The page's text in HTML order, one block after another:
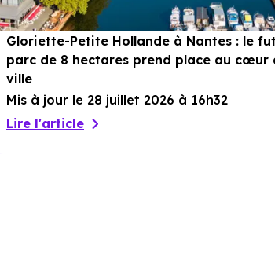
Gloriette-Petite Hollande à Nantes : le
parc de 8 hectares prend place au cœur
ville
Mis à jour le 28 juillet 2026 à 16h32
Lire l'article